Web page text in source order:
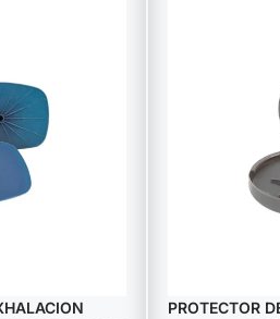
PROTECTOR